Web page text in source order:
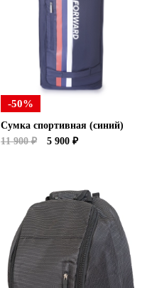
-50%
Сумка спортивная (синий)
11 900 ₽
5 900 ₽